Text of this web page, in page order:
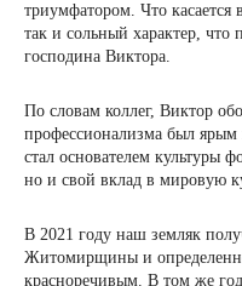
триумфатором. Что
так и сольный характер, что
господина Виктора.
По словам коллег, Виктор
профессионализма был
стал основателем культуры
но и свой вклад в мировую
В 2021 году наш земляк
Житомирщины и
красноречивым. В том же